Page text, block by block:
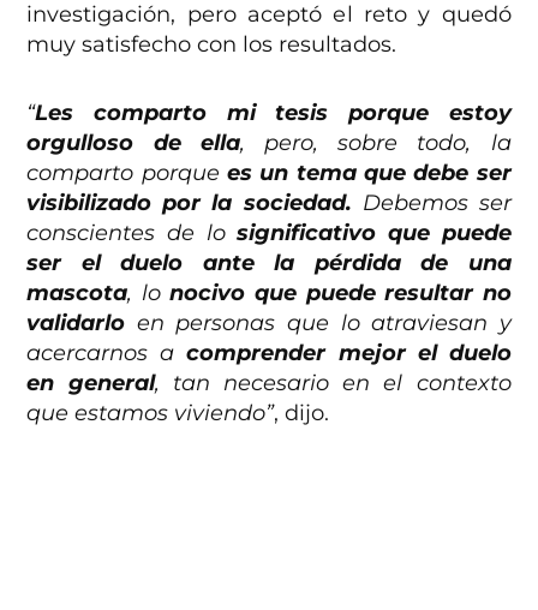
investigación, pero aceptó el reto y quedó
muy satisfecho con los resultados.
“Les comparto mi tesis porque estoy
orgulloso de ella, pero, sobre todo, la
comparto porquees un tema que debe ser
visibilizado por la sociedad. Debemos ser
conscientes de losignificativo que puede
ser el duelo ante la pérdida de una
mascota, lonocivo que puede resultar no
validarlo en personas que lo atraviesan y
acercarnos acomprender mejor el duelo
en general, tan necesario en el contexto
que estamos viviendo”, dijo.